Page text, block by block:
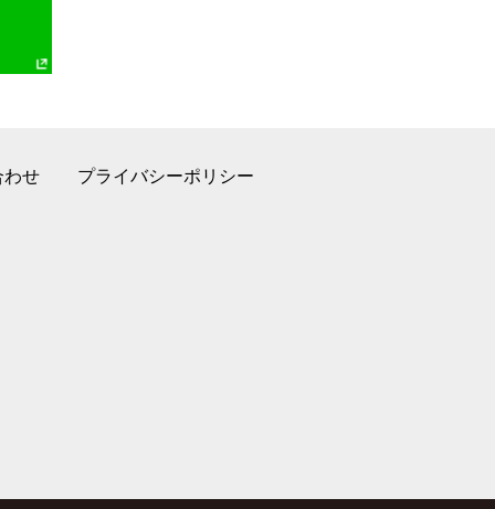
わせ プライバシーポリシー